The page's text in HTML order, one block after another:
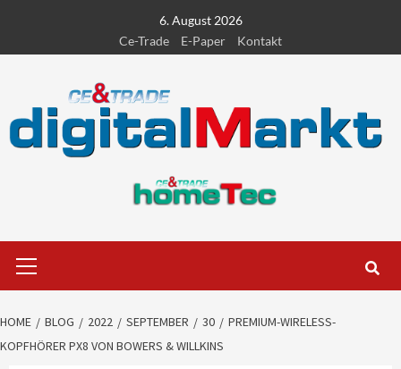
content
6. August 2026
Ce-Trade
E-Paper Kontakt
Menu
HOME BLOG 2022 SEPTEMBER 30
PREMIUM-WIRELESS-
KOPFHÖRER PX8 VON BOWERS & WILLKINS